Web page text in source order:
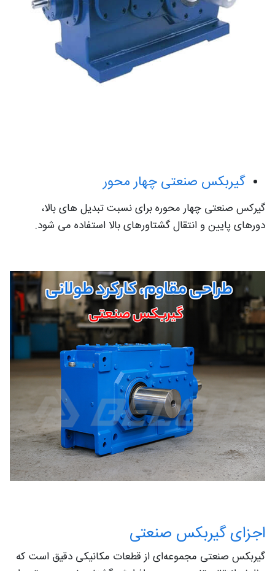
گیربکس صنعتی چهار محور
گیرکس صنعتی چهار محوره برای نسبت تبدیل های بالا،
دورهای پایین و انتقال گشتاورهای بالا استفاده می شود.
اجزای گیربکس صنعتی
گیربکس صنعتی مجموعه‌ای از قطعات مکانیکی دقیق است که